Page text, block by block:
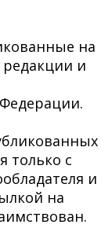
на
и
только с
и
на